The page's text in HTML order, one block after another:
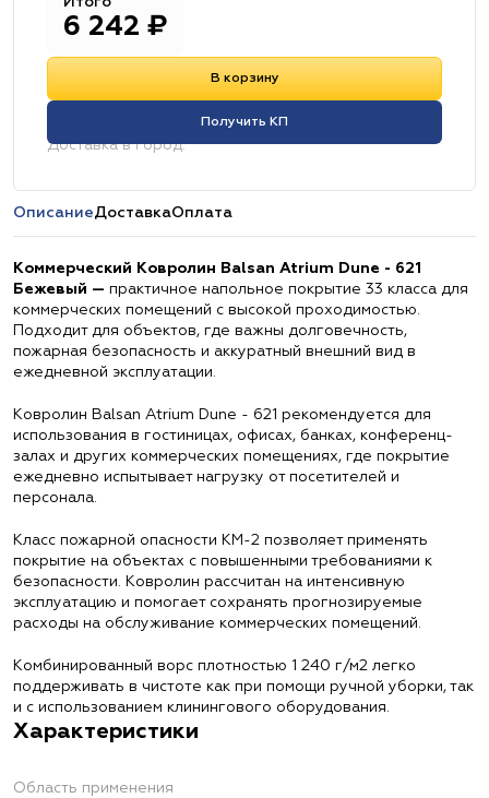
6 242 ₽
В корзину
Получить КП
Доставка в город:
ОписаниеДоставкаОплата
Коммерческий Ковролин Balsan Atrium Dune - 621
Бежевый — практичное напольное покрытие 33 класса для
коммерческих помещений с высокой проходимостью.
Подходит для объектов, где важны долговечность,
пожарная безопасность и аккуратный внешний вид в
ежедневной эксплуатации.
Ковролин Balsan Atrium Dune - 621 рекомендуется для
использования в гостиницах, офисах, банках, конференц-
залах и других коммерческих помещениях, где покрытие
ежедневно испытывает нагрузку от посетителей и
персонала.
Класс пожарной опасности КМ-2 позволяет применять
покрытие на объектах с повышенными требованиями к
безопасности. Ковролин рассчитан на интенсивную
эксплуатацию и помогает сохранять прогнозируемые
расходы на обслуживание коммерческих помещений.
Комбинированный ворс плотностью 1 240 г/м2 легко
поддерживать в чистоте как при помощи ручной уборки, так
и с использованием клинингового оборудования.
Характеристики
Область применения